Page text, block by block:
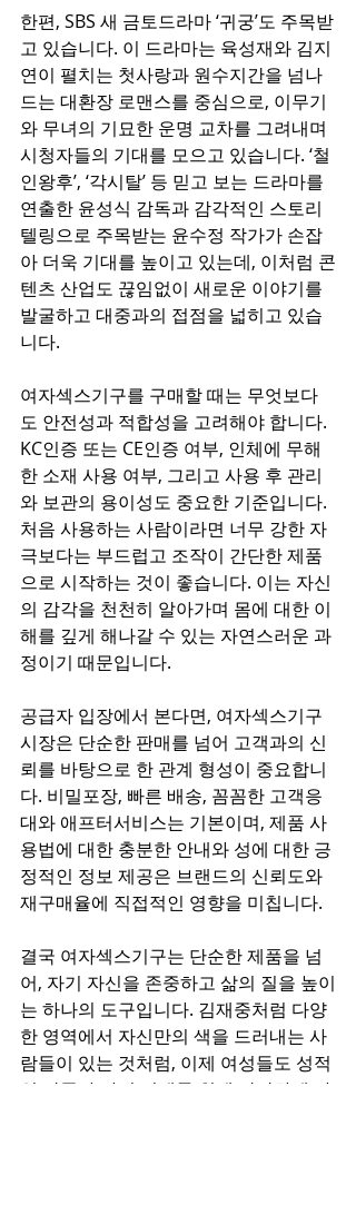
한편, SBS 새 금토드라마 ‘귀궁’도 주목받
고 있습니다. 이 드라마는 육성재와 김지
연이 펼치는 첫사랑과 원수지간을 넘나
드는 대환장 로맨스를 중심으로, 이무기
와 무녀의 기묘한 운명 교차를 그려내며
시청자들의 기대를 모으고 있습니다. ‘철
인왕후’, ‘각시탈’ 등 믿고 보는 드라마를
연출한 윤성식 감독과 감각적인 스토리
텔링으로 주목받는 윤수정 작가가 손잡
아 더욱 기대를 높이고 있는데, 이처럼 콘
텐츠 산업도 끊임없이 새로운 이야기를
발굴하고 대중과의 접점을 넓히고 있습
니다.
여자섹스기구를 구매할 때는 무엇보다
도 안전성과 적합성을 고려해야 합니다.
KC인증 또는 CE인증 여부, 인체에 무해
한 소재 사용 여부, 그리고 사용 후 관리
와 보관의 용이성도 중요한 기준입니다.
처음 사용하는 사람이라면 너무 강한 자
극보다는 부드럽고 조작이 간단한 제품
으로 시작하는 것이 좋습니다. 이는 자신
의 감각을 천천히 알아가며 몸에 대한 이
해를 깊게 해나갈 수 있는 자연스러운 과
정이기 때문입니다.
공급자 입장에서 본다면, 여자섹스기구
시장은 단순한 판매를 넘어 고객과의 신
뢰를 바탕으로 한 관계 형성이 중요합니
다. 비밀포장, 빠른 배송, 꼼꼼한 고객응
대와 애프터서비스는 기본이며, 제품 사
용법에 대한 충분한 안내와 성에 대한 긍
정적인 정보 제공은 브랜드의 신뢰도와
재구매율에 직접적인 영향을 미칩니다.
결국 여자섹스기구는 단순한 제품을 넘
어, 자기 자신을 존중하고 삶의 질을 높이
는 하나의 도구입니다. 김재중처럼 다양
한 영역에서 자신만의 색을 드러내는 사
람들이 있는 것처럼, 이제 여성들도 성적
인 만족과 자기 이해를 위해 당당하게 자